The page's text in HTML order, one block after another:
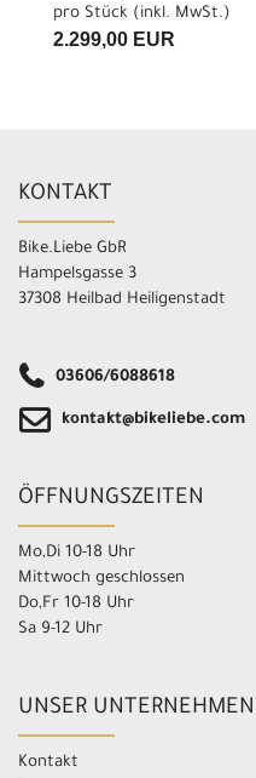
pro Stück (inkl. MwSt.)
2.299,00 EUR
KONTAKT
Bike.Liebe GbR
Hampelsgasse 3
37308 Heilbad Heiligenstadt
03606/6088618
kontakt@bikeliebe.com
ÖFFNUNGSZEITEN
Mo,Di 10-18 Uhr
Mittwoch geschlossen
Do,Fr 10-18 Uhr
Sa 9-12 Uhr
UNSER UNTERNEHMEN
Kontakt